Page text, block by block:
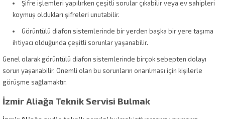
Şifre işlemleri yapılırken çeşitli sorular çıkabilir veya ev sahipleri
koymuş oldukları şifreleri unutabilir.
Görüntülü diafon sistemlerinde bir yerden başka bir yere taşıma
ihtiyacı olduğunda çeşitli sorunlar yaşanabilir.
Genel olarak görüntülü diafon sistemlerinde birçok sebepten dolayı
sorun yaşanabilir. Önemli olan bu sorunların onarılması için kişilerle
görüşme sağlamaktır.
İzmir Aliağa Teknik Servisi Bulmak